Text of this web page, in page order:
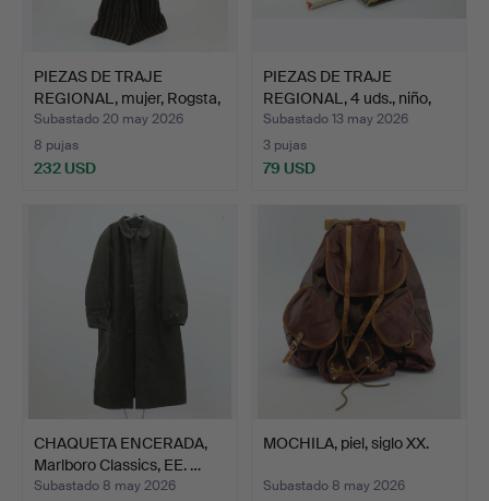
PIEZAS DE TRAJE
REGIONAL, mujer, Rogsta,
d…
Subastado 20 may 2026
8 pujas
232 USD
PIEZAS DE TRAJE
REGIONAL, 4 uds., niño,
in…
Subastado 13 may 2026
3 pujas
79 USD
CHAQUETA ENCERADA,
Marlboro Classics, EE. …
Subastado 8 may 2026
MOCHILA, piel, siglo XX.
Subastado 8 may 2026